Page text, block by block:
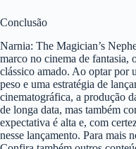
Conclusão
Narnia: The Magician’s
marco no cinema de fantasia,
clássico amado. Ao optar por
peso e uma estratégia de
cinematográfica, a produção
de longa data, mas também
expectativa é alta e, com
nesse lançamento. Para mais